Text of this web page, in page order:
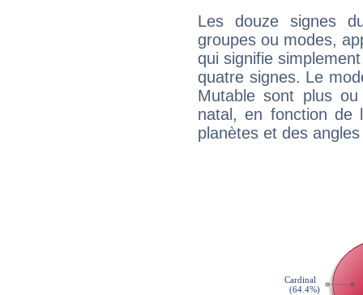
Les douze signes
groupes ou modes,
qui signifie
quatre signes. Le
Mutable sont plus
natal, en fonction de
planètes et des